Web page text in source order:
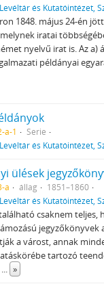
és Kutatóintézet,
1848. május 24-én
iratai
nyelvű irat is. Az a)
példányai
a-1
Serie
és Kutatóintézet,
ülések
a állag
1851–1860
és Kutatóintézet,
csaknem
jegyzőkönyvek
a várost, annak
tartozó
... »